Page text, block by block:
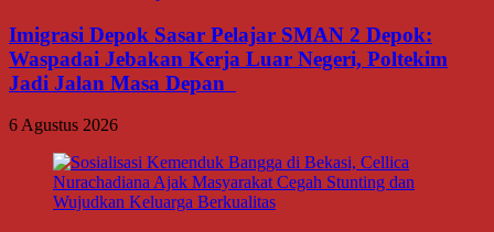
Imigrasi Depok Sasar Pelajar SMAN 2 Depok:
Waspadai Jebakan Kerja Luar Negeri, Poltekim
Jadi Jalan Masa Depan
6 Agustus 2026